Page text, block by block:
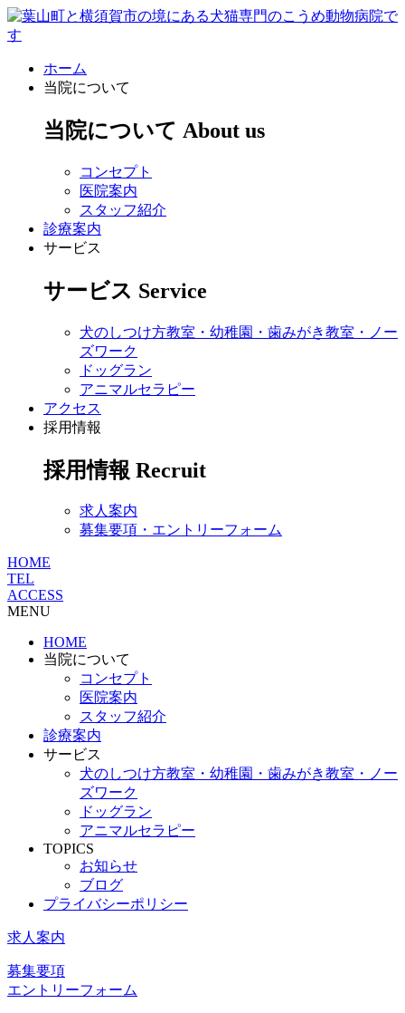
ホーム
当院について
当院について About us
コンセプト
医院案内
スタッフ紹介
診療案内
サービス
サービス Service
犬のしつけ方教室・幼稚園・歯みがき教室・ノー
ズワーク
ドッグラン
アニマルセラピー
アクセス
採用情報
採用情報 Recruit
求人案内
募集要項・エントリーフォーム
HOME
TEL
ACCESS
MENU
HOME
当院について
コンセプト
医院案内
スタッフ紹介
診療案内
サービス
犬のしつけ方教室・幼稚園・歯みがき教室・ノー
ズワーク
ドッグラン
アニマルセラピー
TOPICS
お知らせ
ブログ
プライバシーポリシー
求人案内
募集要項
エントリーフォーム